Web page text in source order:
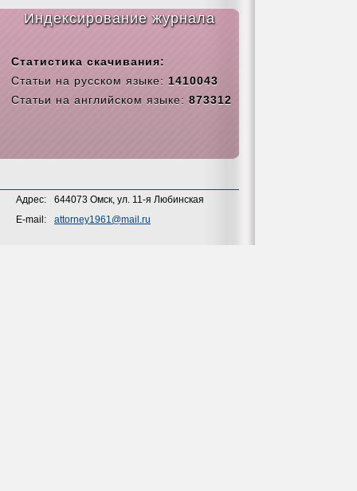
Индексирование журнала
Статистика скачивания:
Статьи на русском языке: 1410043
Статьи на английском языке: 873312
Адрес:
644073 Омск, ул. 11-я Любинская
E-mail:
attorney1961@mail.ru